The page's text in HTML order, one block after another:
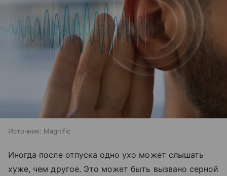
Источник: Magnific
Иногда после отпуска одно ухо может слышать
хуже, чем другое. Это может быть вызвано серной